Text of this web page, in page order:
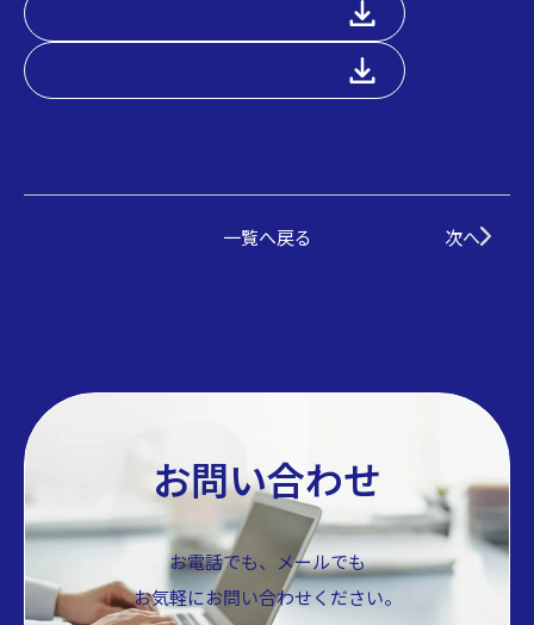
一覧へ戻る 次へ
お問い合わせ
お電話でも、メールでも
お気軽にお問い合わせください。